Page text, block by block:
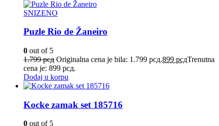
SNIZENO
Puzle Rio de Žaneiro
0 out of 5
1.799рсд Originalna cena je bila: 1.799 рсд.899 рсдTrenutna
cena je: 899 рсд.
Dodaj u korpu
Kocke zamak set 185716
0 out of 5